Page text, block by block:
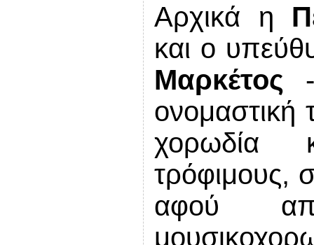
Αρχικά η
και ο
Μαρκέτος
ονομαστική
χορωδία
τρόφιμους,
αφού